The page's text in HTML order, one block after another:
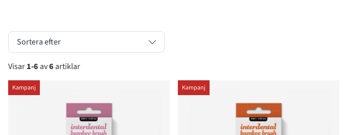
Sortera efter
Visar1-6 av6 artiklar
Produkter
Kampanj Kampanj